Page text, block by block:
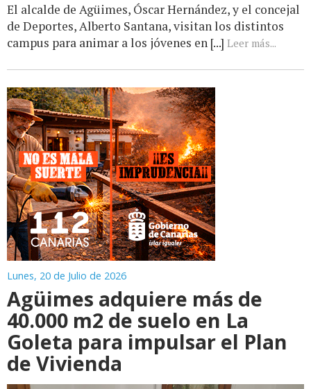
El alcalde de Agüimes, Óscar Hernández, y el concejal
de Deportes, Alberto Santana, visitan los distintos
campus para animar a los jóvenes en [...] Leer más...
Lunes, 20 de Julio de 2026
Agüimes adquiere más de
40.000 m2 de suelo en La
Goleta para impulsar el Plan
de Vivienda